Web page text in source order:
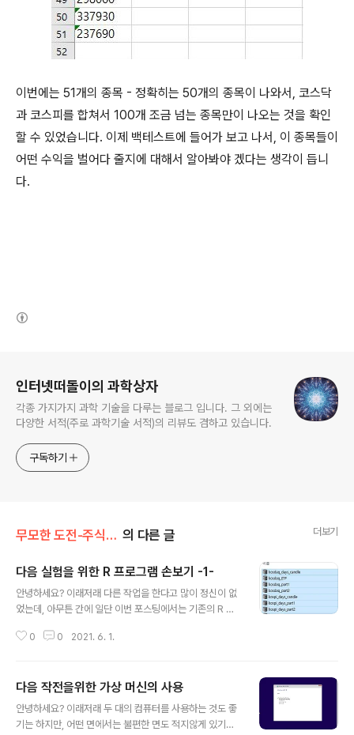
이번에는 51개의 종목 - 정확히는 50개의 종목이 나와서, 코스닥
과 코스피를 합쳐서 100개 조금 넘는 종목만이 나오는 것을 확인
할 수 있었습니다. 이제 백테스트에 들어가 보고 나서, 이 종목들이
어떤 수익을 벌어다 줄지에 대해서 알아봐야 겠다는 생각이 듭니
다.
인터넷떠돌이의 과학상자
각종 가지가지 과학 기술을 다루는 블로그 입니다. 그 외에는
다양한 서적(주로 과학기술 서적)의 리뷰도 겸하고 있습니다.
구독하기
무모한 도전-주식 인공지능 만들기 의 다른 글 더보기
다음 실험을 위한 R 프로그램 손보기 -1-
안녕하세요? 이래저래 다른 작업을 한다고 많이 정신이 없
었는데, 아무튼 간에 일단 이번 포스팅에서는 기존의 R 프
좋았지만, 이게 문제가 하나 있었습니다. 일봉차트를 이용
장 먼저 할 일로는 위 스크린샷처럼 실험에 사용할 일봉차
트를 미리미리 받아오는 것이라고 할 수 있습니다. 이렇게
받아온 다음에, 이제는 R 스튜디오를 열어 보도록 합니다.
0 0 2021. 6. 1.
다음 작전을위한 가상 머신의 사용
안녕하세요? 이래저래 두 대의 컴퓨터를 사용하는 것도 좋
기는 하지만, 어떤 면에서는 불편한 면도 적지않게 있기는